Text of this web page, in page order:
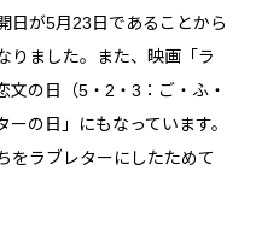
日が5月23日であることから
りました。また、映画「ラ
文の日（5・2・3：ご・ふ・
の日」にもなっています。
をラブレターにしたためて